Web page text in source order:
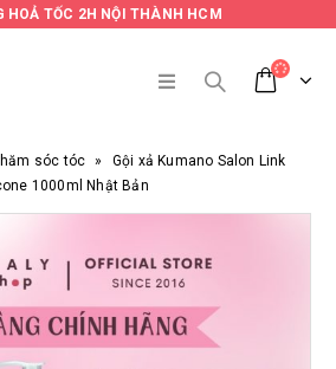
HOẢ TỐC 2H NỘI THÀNH HCM
sóc tóc »
Gội xả Kumano Salon Link
1000ml Nhật Bản